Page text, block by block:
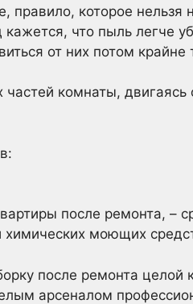
правило, которое
что пыль легче
от них потом крайне
комнаты,
после ремонта, –
химических моющих
после ремонта целой
арсеналом